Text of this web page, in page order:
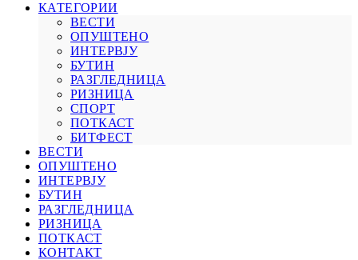
КАТЕГОРИИ
ВЕСТИ
ОПУШТЕНО
ИНТЕРВЈУ
БУТИН
РАЗГЛЕДНИЦА
РИЗНИЦА
СПОРТ
ПОТКАСТ
БИТФЕСТ
ВЕСТИ
ОПУШТЕНО
ИНТЕРВЈУ
БУТИН
РАЗГЛЕДНИЦА
РИЗНИЦА
ПОТКАСТ
КОНТАКТ